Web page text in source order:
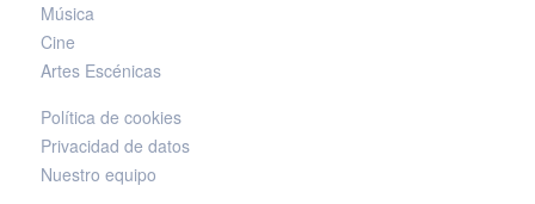
Música
Cine
Artes Escénicas
Política de cookies
Privacidad de datos
Nuestro equipo